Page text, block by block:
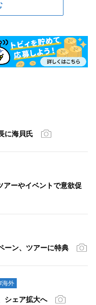
に海貝氏
アーやイベントで意欲促
ーン、ツアーに特典
海外
シェア拡大へ